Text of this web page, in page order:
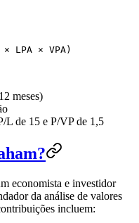
LPA × VPA)
meses)
L de 15 e P/VP de 1,5
economista e investidor
da análise de valores
incluem: